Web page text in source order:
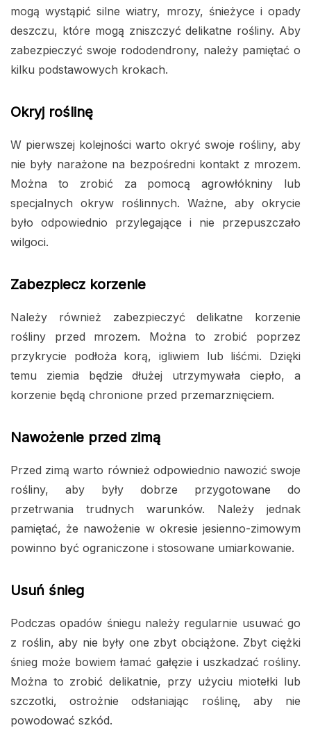
mogą wystąpić silne wiatry, mrozy, śnieżyce i opady
deszczu, które mogą zniszczyć delikatne rośliny. Aby
zabezpieczyć swoje rododendrony, należy pamiętać o
kilku podstawowych krokach.
Okryj roślinę
W pierwszej kolejności warto okryć swoje rośliny, aby
nie były narażone na bezpośredni kontakt z mrozem.
Można to zrobić za pomocą agrowłókniny lub
specjalnych okryw roślinnych. Ważne, aby okrycie
było odpowiednio przylegające i nie przepuszczało
wilgoci.
Zabezpiecz korzenie
Należy również zabezpieczyć delikatne korzenie
rośliny przed mrozem. Można to zrobić poprzez
przykrycie podłoża korą, igliwiem lub liśćmi. Dzięki
temu ziemia będzie dłużej utrzymywała ciepło, a
korzenie będą chronione przed przemarznięciem.
Nawożenie przed zimą
Przed zimą warto również odpowiednio nawozić swoje
rośliny, aby były dobrze przygotowane do
przetrwania trudnych warunków. Należy jednak
pamiętać, że nawożenie w okresie jesienno-zimowym
powinno być ograniczone i stosowane umiarkowanie.
Usuń śnieg
Podczas opadów śniegu należy regularnie usuwać go
z roślin, aby nie były one zbyt obciążone. Zbyt ciężki
śnieg może bowiem łamać gałęzie i uszkadzać rośliny.
Można to zrobić delikatnie, przy użyciu miotełki lub
szczotki, ostrożnie odsłaniając roślinę, aby nie
powodować szkód.